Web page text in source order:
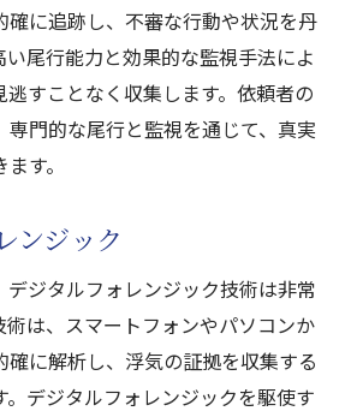
確に追跡し、不審な行動や状況を丹
尾行能力と効果的な監視手法によ
逃すことなく収集します。依頼者の
門的な尾行と監視を通じて、真実
す。
ンジック
デジタルフォレンジック技術は非常
術は、スマートフォンやパソコンか
確に解析し、浮気の証拠を収集する
。デジタルフォレンジックを駆使す